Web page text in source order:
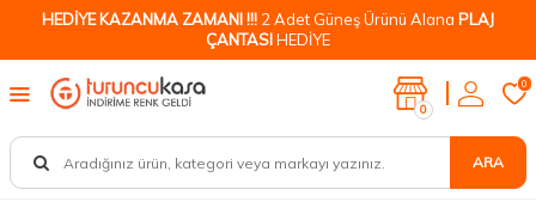
HEDİYE KAZANMA ZAMANI !!! 2 Adet Güneş Ürünü Alana PLAJ
ÇANTASIHEDİYE
ARA
0
0